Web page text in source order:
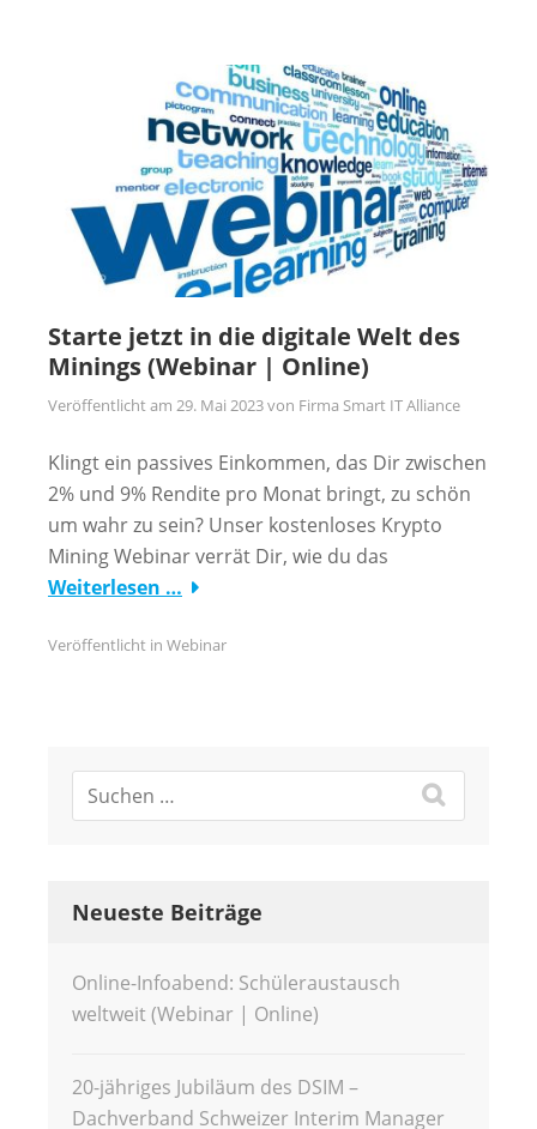
Starte jetzt in die digitale Welt des
Minings (Webinar | Online)
Veröffentlicht am 29. Mai 2023von Firma Smart IT Alliance
Klingt ein passives Einkommen, das Dir zwischen
2% und 9% Rendite pro Monat bringt, zu schön
um wahr zu sein? Unser kostenloses Krypto
Mining Webinar verrät Dir, wie du das
Weiterlesen …
Veröffentlicht in Webinar
Neueste Beiträge
Online-Infoabend: Schüleraustausch
weltweit (Webinar | Online)
20-jähriges Jubiläum des DSIM –
Dachverband Schweizer Interim Manager